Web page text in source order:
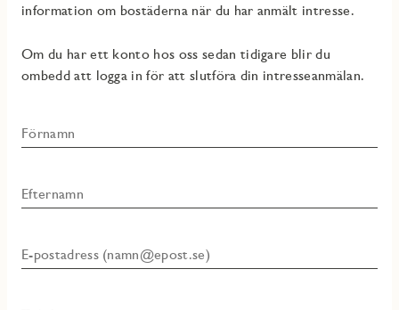
information om bostäderna när du har anmält intresse.
Om du har ett konto hos oss sedan tidigare blir du
ombedd att logga in för att slutföra din intresseanmälan.
Förnamn
Efternamn
E-postadress (namn@epost.se)